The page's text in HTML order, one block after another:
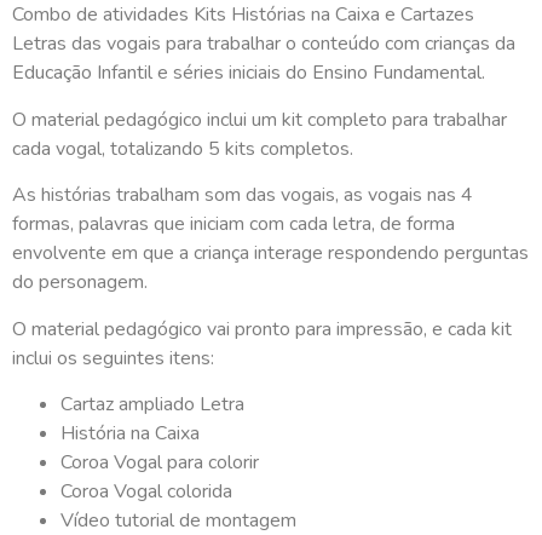
Combo de atividades Kits Histórias na Caixa e Cartazes
Letras das vogais para trabalhar o conteúdo com crianças da
Educação Infantil e séries iniciais do Ensino Fundamental.
O material pedagógico inclui um kit completo para trabalhar
cada vogal, totalizando 5 kits completos.
As histórias trabalham som das vogais, as vogais nas 4
formas, palavras que iniciam com cada letra, de forma
envolvente em que a criança interage respondendo perguntas
do personagem.
O material pedagógico vai pronto para impressão, e cada kit
inclui os seguintes itens:
Cartaz ampliado Letra
História na Caixa
Coroa Vogal para colorir
Coroa Vogal colorida
Vídeo tutorial de montagem